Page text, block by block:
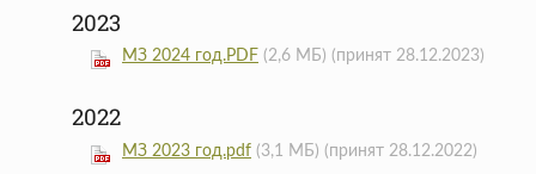
2023
МЗ 2024 год.PDF (2,6 МБ) (принят 28.12.2023)
2022
МЗ 2023 год.pdf (3,1 МБ) (принят 28.12.2022)